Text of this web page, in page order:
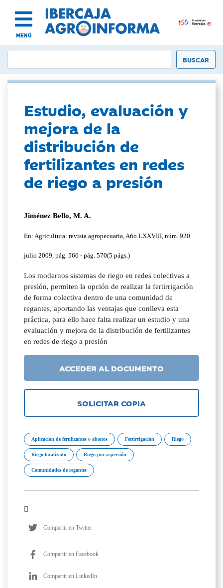
MENÚ
Estudio, evaluación y
mejora de la
distribución de
fertilizantes en redes
de riego a presión
Jiménez Bello, M. A.
En: Agricultura: revista agropecuaria, Año LXXVIII, núm. 920
julio 2009, pág. 566 - pág. 570(5 págs.)
Los modernos sistemas de riego en redes colectivas a
presión, permiten la opción de realizar la fertirrigación
de forma colectiva dentro de una comunidad de
regantes, aportando las ventajas que conlleva esta
práctica, para ello hace falta realizar un estudio y una
evaluación y mejora de la distribución de fertilizantes
en redes de riego a presión
ACCEDER AL DOCUMENTO
SOLICITAR COPIA
Aplicación de fertilizantes o abonos Fertirrigación Riego
Riego localizado Riego por aspersión
Comunidades de regantes
Compartir en Twitter
Compartir en Facebook
Compartir en LinkedIn